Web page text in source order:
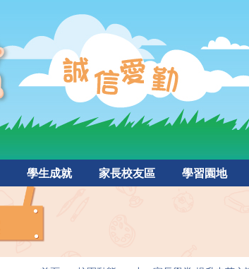
學生成就 家長校友區 學習園地